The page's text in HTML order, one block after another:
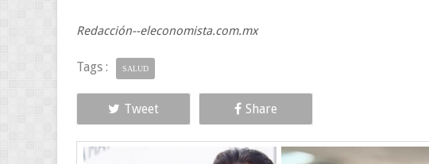
Redacción--eleconomista.com.mx
Tags : SALUD
Tweet Share